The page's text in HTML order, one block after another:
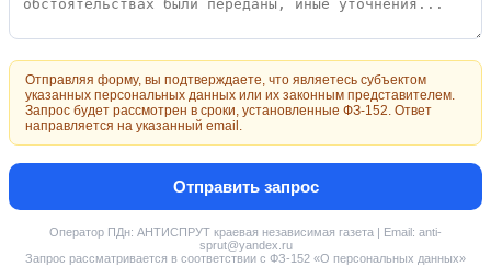
Отправляя форму, вы подтверждаете, что являетесь субъектом
указанных персональных данных или их законным представителем.
Запрос будет рассмотрен в сроки, установленные ФЗ-152. Ответ
направляется на указанный email.
Отправить запрос
Оператор ПДн: АНТИСПРУТ краевая независимая газета | Email: anti-
sprut@yandex.ru
Запрос рассматривается в соответствии с ФЗ-152 «О персональных данных»